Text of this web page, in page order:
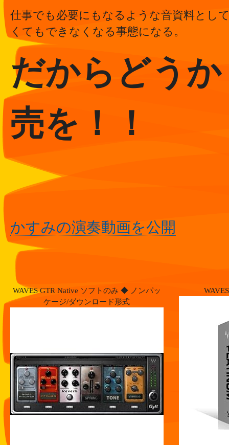
仕事でも必要にもなるような音資料とし
くてもできなくなる事態になる。
だからどう
売を！！
かすみの演奏動画を公開
WAVES GTR Native ソフトのみ ◆ ノンパッ
ケージ/ダウンロード形式